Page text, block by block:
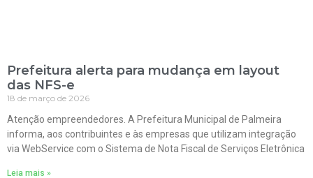
Prefeitura alerta para mudança em layout
das NFS-e
18 de março de 2026
Atenção empreendedores. A Prefeitura Municipal de Palmeira
informa, aos contribuintes e às empresas que utilizam integração
via WebService com o Sistema de Nota Fiscal de Serviços Eletrônica
Leia mais »